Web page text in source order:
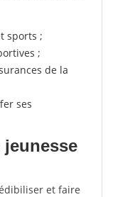
sports ;
;
de la
ses
et faire